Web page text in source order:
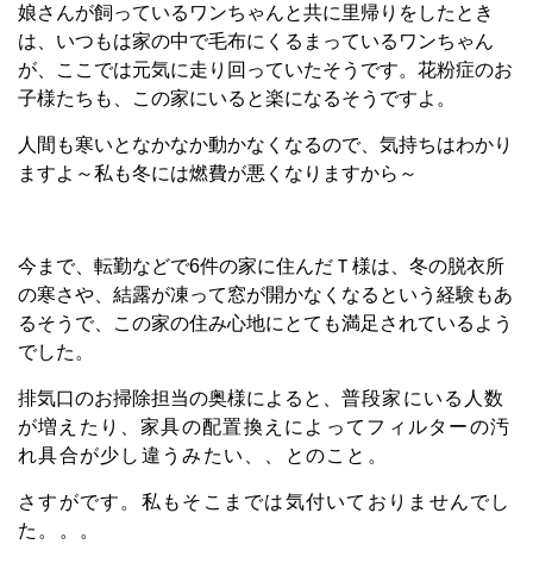
娘さんが飼っているワンちゃんと共に里帰りをしたとき
は、いつもは家の中で毛布にくるまっているワンちゃん
が、ここでは元気に走り回っていたそうです。花粉症のお
子様たちも、この家にいると楽になるそうですよ。
人間も寒いとなかなか動かなくなるので、気持ちはわかり
ますよ～私も冬には燃費が悪くなりますから～
今まで、転勤などで6件の家に住んだＴ様は、冬の脱衣所
の寒さや、結露が凍って窓が開かなくなるという経験もあ
るそうで、この家の住み心地にとても満足されているよう
でした。
排気口のお掃除担当の奥様によると、 普段家にいる人数
が増えたり、家具の配置換えによってフィルターの汚
れ具合が少し違うみたい、、とのこと。
さすがです。私もそこまでは気付いておりませんでし
た。。。